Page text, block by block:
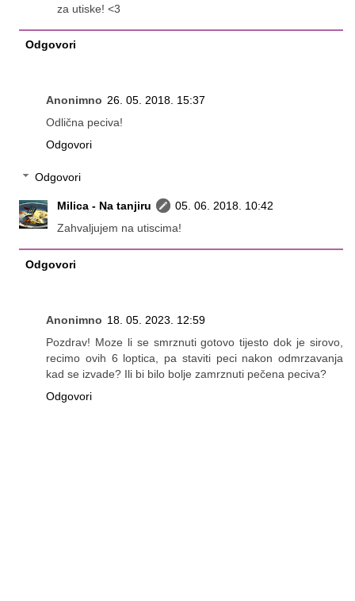
za utiske! <3
Odgovori
Anonimno 26. 05. 2018. 15:37
Odlična peciva!
Odgovori
Odgovori
Milica - Na tanjiru
05. 06. 2018. 10:42
Zahvaljujem na utiscima!
Odgovori
Anonimno 18. 05. 2023. 12:59
Pozdrav! Moze li se smrznuti gotovo tijesto dok je sirovo,
recimo ovih 6 loptica, pa staviti peci nakon odmrzavanja
kad se izvade? Ili bi bilo bolje zamrznuti pečena peciva?
Odgovori